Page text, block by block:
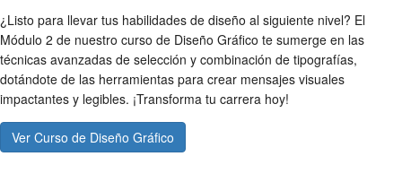
¿Listo para llevar tus habilidades de diseño al siguiente nivel? El
Módulo 2 de nuestro curso de Diseño Gráfico te sumerge en las
técnicas avanzadas de selección y combinación de tipografías,
dotándote de las herramientas para crear mensajes visuales
impactantes y legibles. ¡Transforma tu carrera hoy!
Ver Curso de Diseño Gráfico